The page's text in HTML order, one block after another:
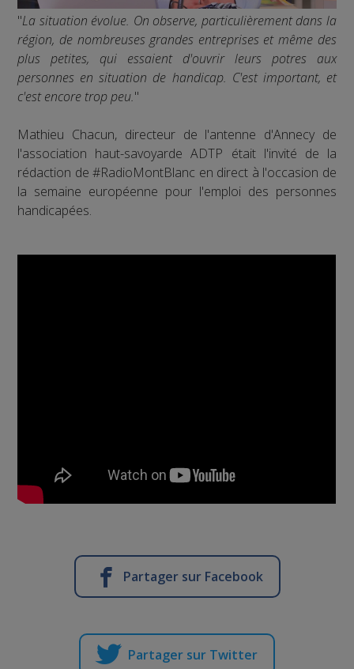
"La situation évolue. On observe, particulièrement dans la
région, de nombreuses grandes entreprises et même des
plus petites, qui essaient d'ouvrir leurs potres aux
personnes en situation de handicap. C'est important, et
c'est encore trop peu."
Mathieu Chacun, directeur de l'antenne d'Annecy de
l'association haut-savoyarde ADTP était l'invité de la
rédaction de #RadioMontBlanc en direct à l'occasion de
la semaine européenne pour l'emploi des personnes
handicapées.
Partager sur Facebook
Partager sur Twitter